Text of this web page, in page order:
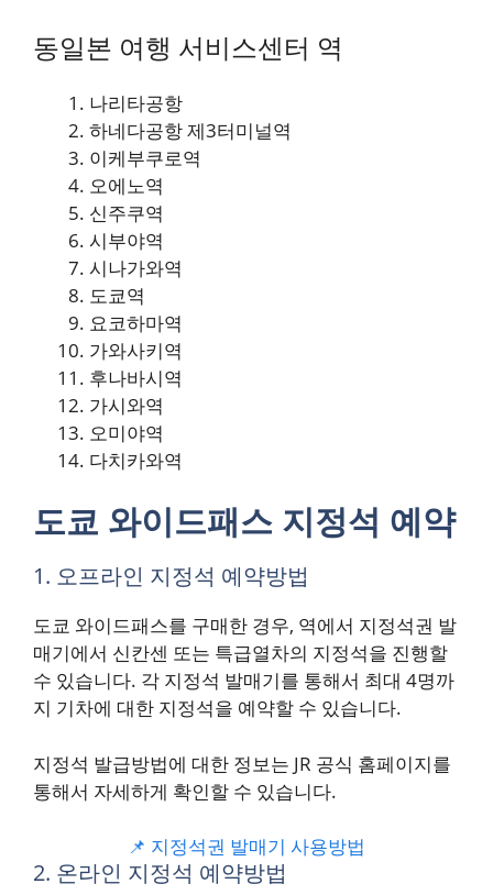
동일본 여행 서비스센터 역
나리타공항
하네다공항 제3터미널역
이케부쿠로역
오에노역
신주쿠역
시부야역
시나가와역
도쿄역
요코하마역
가와사키역
후나바시역
가시와역
오미야역
다치카와역
도쿄 와이드패스 지정석 예약
1. 오프라인 지정석 예약방법
도쿄 와이드패스를 구매한 경우, 역에서 지정석권 발
매기에서 신칸센 또는 특급열차의 지정석을 진행할
수 있습니다. 각 지정석 발매기를 통해서 최대 4명까
지 기차에 대한 지정석을 예약할 수 있습니다.
지정석 발급방법에 대한 정보는 JR 공식 홈페이지를
통해서 자세하게 확인할 수 있습니다.
📌 지정석권 발매기 사용방법
2. 온라인 지정석 예약방법